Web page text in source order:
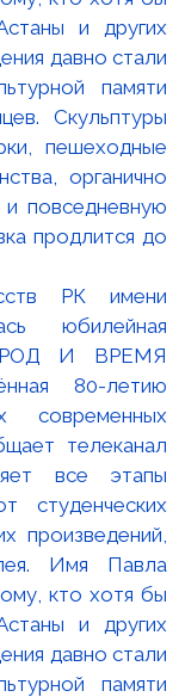
РК имени
юбилейная
И ВРЕМЯ
80-летию
современных
телеканал
все этапы
студенческих
произведений,
Имя Павла
кто хотя бы
и других
давно стали
памяти